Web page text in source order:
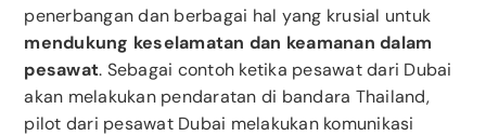
penerbangan dan berbagai hal yang krusial untuk
mendukung keselamatan dan keamanan dalam
pesawat. Sebagai contoh ketika pesawat dari Dubai
akan melakukan pendaratan di bandara Thailand,
pilot dari pesawat Dubai melakukan komunikasi